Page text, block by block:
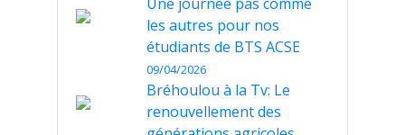
les autres pour nos
étudiants de BTS ACSE
09/04/2026
Bréhoulou à la Tv: Le
renouvellement des